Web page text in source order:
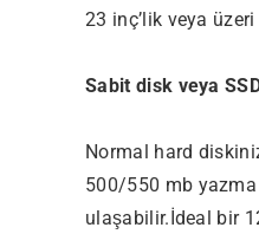
23 inç’lik veya
Sabit disk veya
Normal hard
500/550 mb yazma
ulaşabilir.İdeal bir